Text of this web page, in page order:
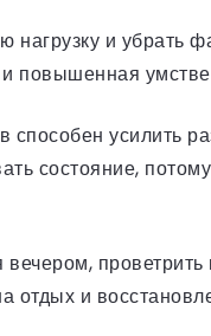
и убрать
усилить
состояние,
отдых и